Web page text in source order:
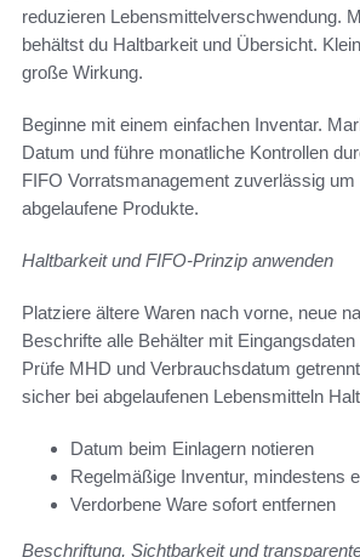
reduzieren Lebensmittelverschwendung.
behältst du Haltbarkeit und Übersicht.
große Wirkung.
Beginne mit einem einfachen Inventar.
Datum und führe monatliche Kontrollen
FIFO Vorratsmanagement zuverlässig
abgelaufene Produkte.
Haltbarkeit und FIFO-Prinzip anwenden
Platziere ältere Waren nach vorne, neue
Beschrifte alle Behälter mit Eingangsdaten
Prüfe MHD und Verbrauchsdatum
sicher bei abgelaufenen Lebensmitteln
Datum beim Einlagern notieren
Regelmäßige Inventur, mindestens
Verdorbene Ware sofort entfernen
Beschriftung, Sichtbarkeit und